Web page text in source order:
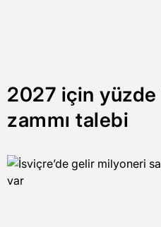
2027 için yüzde
zammı talebi